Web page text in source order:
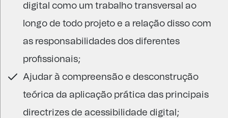
digital como um trabalho transversal ao
longo de todo projeto e a relação disso com
as responsabilidades dos diferentes
profissionais;
Ajudar à compreensão e desconstrução
teórica da aplicação prática das principais
directrizes de acessibilidade digital;